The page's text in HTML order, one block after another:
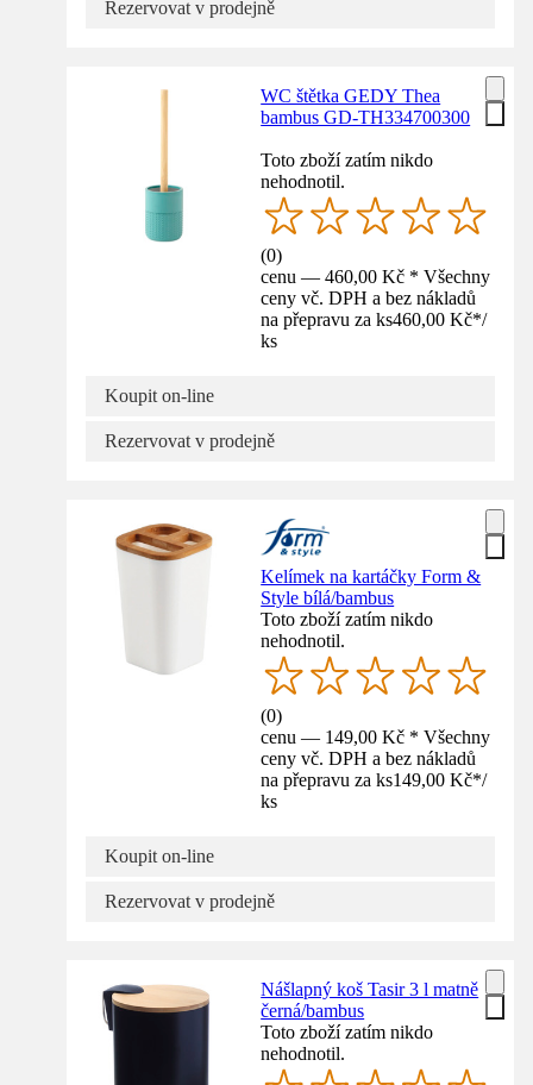
Rezervovat v prodejně
WC štětka GEDY Thea
bambus GD-TH334700300
Toto zboží zatím nikdo
nehodnotil.
(0)
cenu — 460,00 Kč * Všechny
ceny vč. DPH a bez nákladů
na přepravu za ks460,00 Kč*/
ks
Koupit on-line
Rezervovat v prodejně
Kelímek na kartáčky Form &
Style bílá/bambus
Toto zboží zatím nikdo
nehodnotil.
(0)
cenu — 149,00 Kč * Všechny
ceny vč. DPH a bez nákladů
na přepravu za ks149,00 Kč*/
ks
Koupit on-line
Rezervovat v prodejně
Nášlapný koš Tasir 3 l matně
černá/bambus
Toto zboží zatím nikdo
nehodnotil.